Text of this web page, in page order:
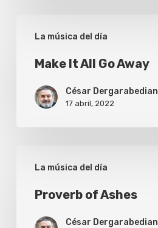
La música del día
Away
Make It All Go Away
César Dergarabedian
17 abril, 2022
La música del día
AshesProverb of Ashes
César Dergarabedian